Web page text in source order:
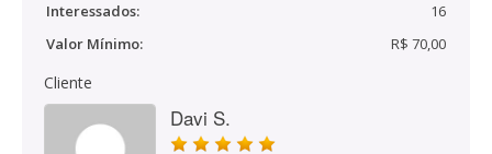
Interessados:
16
Valor Mínimo:
R$ 70,00
Cliente
Davi S.